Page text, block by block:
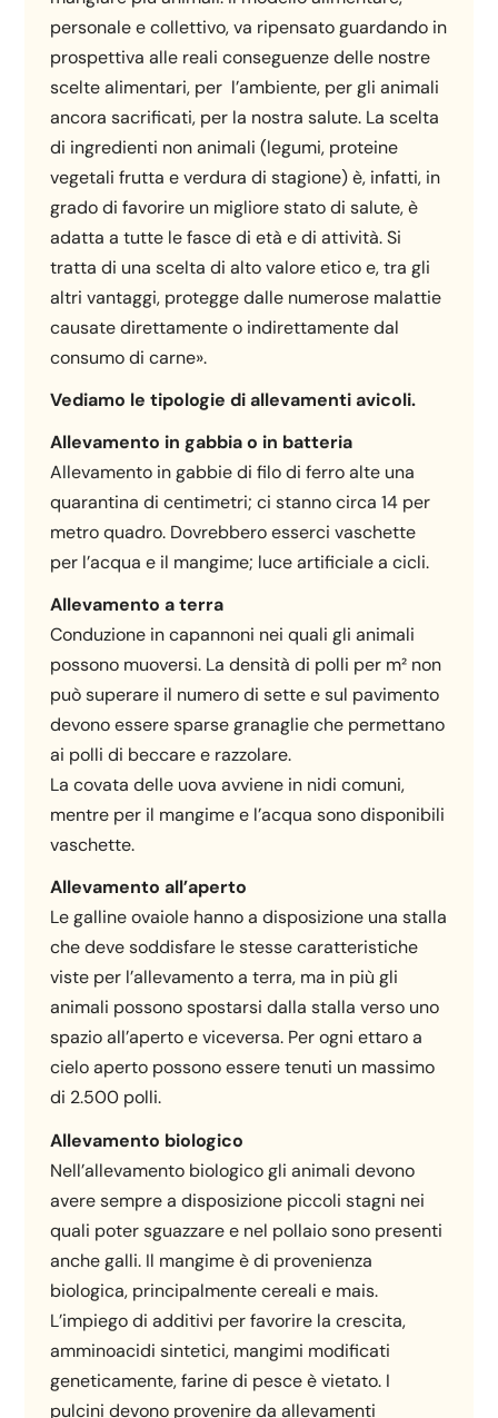
personale e collettivo, va ripensato guardando in
prospettiva alle reali conseguenze delle nostre
scelte alimentari, per l’ambiente, per gli animali
ancora sacrificati, per la nostra salute. La scelta
di ingredienti non animali (legumi, proteine
vegetali frutta e verdura di stagione) è, infatti, in
grado di favorire un migliore stato di salute, è
adatta a tutte le fasce di età e di attività. Si
tratta di una scelta di alto valore etico e, tra gli
altri vantaggi, protegge dalle numerose malattie
causate direttamente o indirettamente dal
consumo di carne».
Vediamo le tipologie di allevamenti avicoli.
Allevamento in gabbia o in batteria
Allevamento in gabbie di filo di ferro alte una
quarantina di centimetri; ci stanno circa 14 per
metro quadro. Dovrebbero esserci vaschette
per l’acqua e il mangime; luce artificiale a cicli.
Allevamento a terra
Conduzione in capannoni nei quali gli animali
possono muoversi. La densità di polli per m² non
può superare il numero di sette e sul pavimento
devono essere sparse granaglie che permettano
ai polli di beccare e razzolare.
La covata delle uova avviene in nidi comuni,
mentre per il mangime e l’acqua sono disponibili
vaschette.
Allevamento all’aperto
Le galline ovaiole hanno a disposizione una stalla
che deve soddisfare le stesse caratteristiche
viste per l’allevamento a terra, ma in più gli
animali possono spostarsi dalla stalla verso uno
spazio all’aperto e viceversa. Per ogni ettaro a
cielo aperto possono essere tenuti un massimo
di 2.500 polli.
Allevamento biologico
Nell’allevamento biologico gli animali devono
avere sempre a disposizione piccoli stagni nei
quali poter sguazzare e nel pollaio sono presenti
anche galli. Il mangime è di provenienza
biologica, principalmente cereali e mais.
L’impiego di additivi per favorire la crescita,
amminoacidi sintetici, mangimi modificati
geneticamente, farine di pesce è vietato. I
pulcini devono provenire da allevamenti